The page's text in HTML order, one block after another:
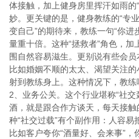
体接触，加上健身房里挥汗如雨
妙。更关键的是，健身教练的“专
变自己”的期待来，教练一句“你进
量重十倍。这种“拯救者”角色，
围自然容易滋生。更别说有些会
比如婚姻不顺的太太、渴望关注
射到教练身上。这种情况下，教练
2、业务公关。这个行业堪称“社
酒，就是跟合作方谈天，每天接
种“社交过载”有个副作用：人容易
比如客户夸你“酒量好、会来事”